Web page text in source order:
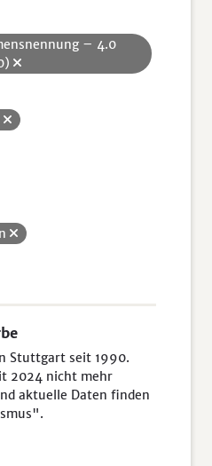
– 4.0
Stuttgart seit 1990.
2024 nicht mehr
aktuelle Daten finden